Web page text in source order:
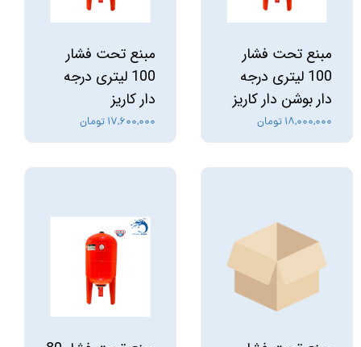
مبنع تحت فشار
100 لیتری درجه
دار بوشن دار کاریز
۱۸,۰۰۰,۰۰۰ تومان
مبنع تحت فشار
100 لیتری درجه
دار کاریز
۱۷,۶۰۰,۰۰۰ تومان